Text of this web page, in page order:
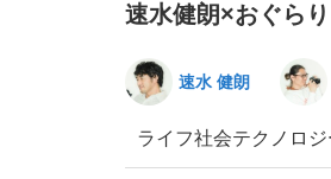
速水健朗×おぐら
速水 健朗
ライフ社会テクノロジ